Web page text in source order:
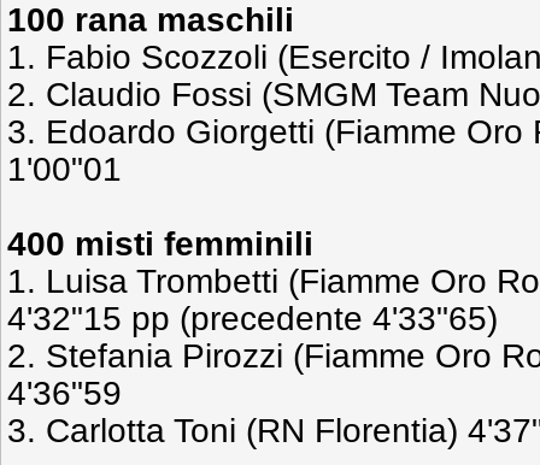
100 rana maschili
1. Fabio Scozzoli (Esercito /
2. Claudio Fossi (SMGM Team
3. Edoardo Giorgetti (Fiamme Oro
1'00"01
400 misti femminili
1. Luisa Trombetti (Fiamme Oro
4'32"15 pp (precedente 4'33"65)
2. Stefania Pirozzi (Fiamme Oro
4'36"59
3. Carlotta Toni (RN Florentia)